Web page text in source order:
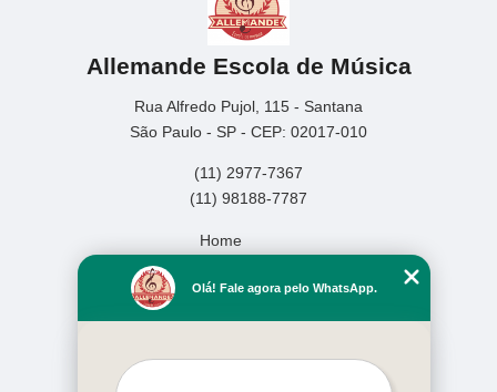
Allemande Escola de Música
Rua Alfredo Pujol, 115 - Santana
São Paulo - SP - CEP: 02017-010
(11) 2977-7367
(11) 98188-7787
Home
Missão
Olá! Fale agora pelo WhatsApp.